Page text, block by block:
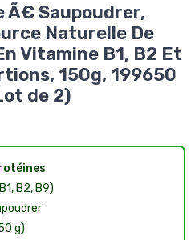
Saupoudrer,
Naturelle De
Vitamine B1, B2 Et
150g, 199650
de 2)
B2, B9)
g)